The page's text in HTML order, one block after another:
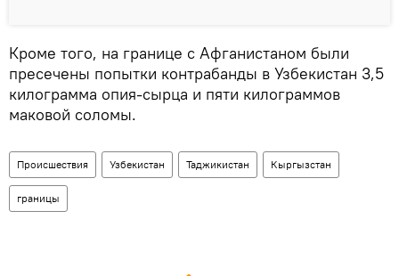
Кроме того, на границе с Афганистаном были
пресечены попытки контрабанды в Узбекистан 3,5
килограмма опия-сырца и пяти килограммов
маковой соломы.
Происшествия Узбекистан Таджикистан Кыргызстан
границы